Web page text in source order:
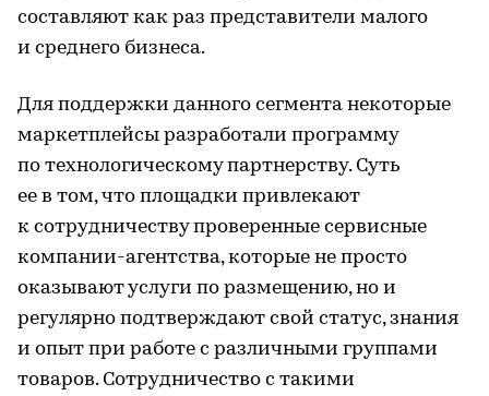
составляют как раз представители малого
и среднего бизнеса.
Для поддержки данного сегмента некоторые
маркетплейсы разработали программу
по технологическому партнерству. Суть
ее в том, что площадки привлекают
к сотрудничеству проверенные сервисные
компании-агентства, которые не просто
оказывают услуги по размещению, но и
регулярно подтверждают свой статус, знания
и опыт при работе с различными группами
товаров. Сотрудничество с такими